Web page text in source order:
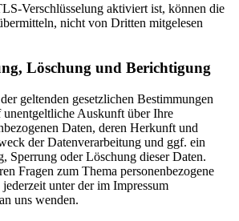
Verschlüsselung aktiviert ist, können die
nicht von Dritten mitgelesen
Löschung und Berichtigung
geltenden gesetzlichen Bestimmungen
unentgeltliche Auskunft über Ihre
Daten, deren Herkunft und
der Datenverarbeitung und ggf. ein
Sperrung oder Löschung dieser Daten.
Fragen zum Thema personenbezogene
unter der im Impressum
uns wenden.